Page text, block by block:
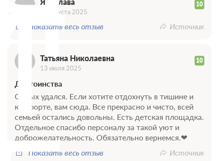
23 фото
БарнХаус №2 с панорамой
Подробнее
3-комнатный номер с санузлом, верандой и просторной
гостиной. Отлично подойдёт для большой компании друзей или
семейного отдыха на природе
10
22 августа 2025
Показать весь отзыв Источник
Татьяна Николаевна 10
13 июля 2025
Достоинства
Отдых удался. Если хотите отдохнуть в тишине и
комфорте, вам сюда. Все прекрасно и чисто, всей
семьей остались довольны. Есть детская площадка.
Отдельное спасибо персоналу за такой уют и
доброжелательность. Обязательно вернемся.❤
Показать весь отзыв
Источник